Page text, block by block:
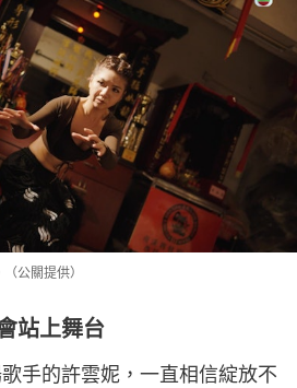
公關提供）
站上舞台
手的許雲妮，一直相信綻放不